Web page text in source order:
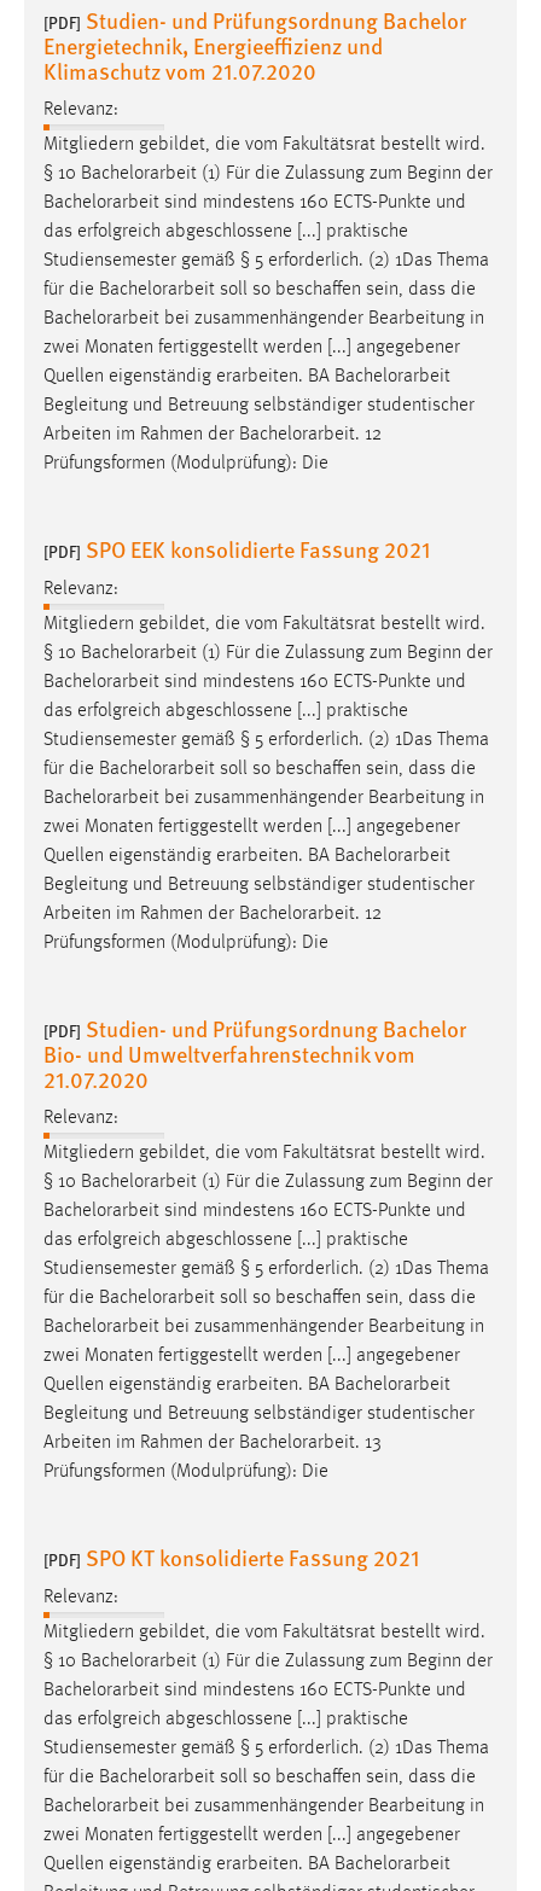
[PDF] Studien- und Prüfungsordnung Bachelor
Energietechnik, Energieeffizienz und
Klimaschutz vom 21.07.2020
Relevanz:
Mitgliedern gebildet, die vom Fakultätsrat bestellt wird.
§ 10 Bachelorarbeit (1) Für die Zulassung zum Beginn der
Bachelorarbeit sind mindestens 160 ECTS-Punkte und
das erfolgreich abgeschlossene [...] praktische
Studiensemester gemäß § 5 erforderlich. (2) 1Das Thema
für die Bachelorarbeit soll so beschaffen sein, dass die
Bachelorarbeit bei zusammenhängender Bearbeitung in
zwei Monaten fertiggestellt werden [...] angegebener
Quellen eigenständig erarbeiten. BA Bachelorarbeit
Begleitung und Betreuung selbständiger studentischer
Arbeiten im Rahmen der Bachelorarbeit. 12
Prüfungsformen (Modulprüfung): Die
[PDF] SPO EEK konsolidierte Fassung 2021
Relevanz:
Mitgliedern gebildet, die vom Fakultätsrat bestellt wird.
§ 10 Bachelorarbeit (1) Für die Zulassung zum Beginn der
Bachelorarbeit sind mindestens 160 ECTS-Punkte und
das erfolgreich abgeschlossene [...] praktische
Studiensemester gemäß § 5 erforderlich. (2) 1Das Thema
für die Bachelorarbeit soll so beschaffen sein, dass die
Bachelorarbeit bei zusammenhängender Bearbeitung in
zwei Monaten fertiggestellt werden [...] angegebener
Quellen eigenständig erarbeiten. BA Bachelorarbeit
Begleitung und Betreuung selbständiger studentischer
Arbeiten im Rahmen der Bachelorarbeit. 12
Prüfungsformen (Modulprüfung): Die
[PDF] Studien- und Prüfungsordnung Bachelor
Bio- und Umweltverfahrenstechnik vom
21.07.2020
Relevanz:
Mitgliedern gebildet, die vom Fakultätsrat bestellt wird.
§ 10 Bachelorarbeit (1) Für die Zulassung zum Beginn der
Bachelorarbeit sind mindestens 160 ECTS-Punkte und
das erfolgreich abgeschlossene [...] praktische
Studiensemester gemäß § 5 erforderlich. (2) 1Das Thema
für die Bachelorarbeit soll so beschaffen sein, dass die
Bachelorarbeit bei zusammenhängender Bearbeitung in
zwei Monaten fertiggestellt werden [...] angegebener
Quellen eigenständig erarbeiten. BA Bachelorarbeit
Begleitung und Betreuung selbständiger studentischer
Arbeiten im Rahmen der Bachelorarbeit. 13
Prüfungsformen (Modulprüfung): Die
[PDF] SPO KT konsolidierte Fassung 2021
Relevanz:
Mitgliedern gebildet, die vom Fakultätsrat bestellt wird.
§ 10 Bachelorarbeit (1) Für die Zulassung zum Beginn der
Bachelorarbeit sind mindestens 160 ECTS-Punkte und
das erfolgreich abgeschlossene [...] praktische
Studiensemester gemäß § 5 erforderlich. (2) 1Das Thema
für die Bachelorarbeit soll so beschaffen sein, dass die
Bachelorarbeit bei zusammenhängender Bearbeitung in
zwei Monaten fertiggestellt werden [...] angegebener
Quellen eigenständig erarbeiten. BA Bachelorarbeit